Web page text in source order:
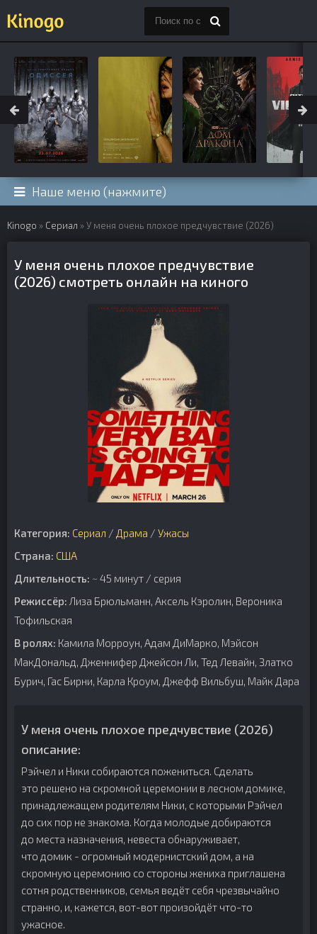
Наше меню (нажмите)
Kinogo » Сериал » У меня очень плохое предчувствие (2026)
У меня очень плохое предчувствие
(2026) смотреть онлайн на киного
Категория: Сериал / Драма / Ужасы
Страна: США
Длительность: ~ 45 минут / серия
Режиссёр: Лиза Брюльманн, Аксель Кэролин, Вероника
Тофильская
В ролях: Камила Морроун, Адам ДиМарко, Мэйсон
МакДональд, Дженнифер Джейсон Ли, Тед Левайн, Златко
Бурич, Гас Бирни, Карла Кроум, Джефф Вильбуш, Майк Дара
У меня очень плохое предчувствие (2026)
описание:
Рэйчел и Ники собираются пожениться. Сделать
это решено на скромной церемонии в лесном домике,
принадлежащем родителям Ники, с которыми Рэйчел
до сих пор не знакома. Когда молодые добираются
до места назначения, невеста обнаруживает,
что домик - огромный модернистский дом, а на
скромную церемонию со стороны жениха приглашена
сотня родственников, семья ведёт себя чрезвычайно
странно, и, кажется, вот-вот произойдёт что-то
ужасное.